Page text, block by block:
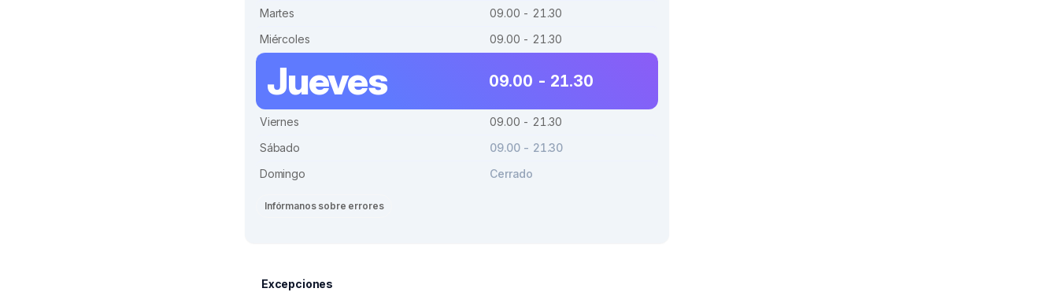
Martes
09.00 - 21.30
Miércoles
09.00 - 21.30
Jueves 09.00 - 21.30
Viernes
09.00 - 21.30
Sábado
09.00 - 21.30
Domingo
Cerrado
Infórmanos sobre errores
Excepciones